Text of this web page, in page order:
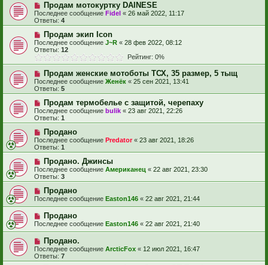
Продам мотокуртку DAINESE
Последнее сообщение Fidel « 26 май 2022, 11:17
Ответы: 4
Продам экип Icon
Последнее сообщение J~R « 28 фев 2022, 08:12
Ответы: 12
Рейтинг: 0%
Продам женские мотоботы ТСХ, 35 размер, 5 тыщ
Последнее сообщение Женёк « 25 сен 2021, 13:41
Ответы: 5
Продам термобелье с защитой, черепаху
Последнее сообщение bulik « 23 авг 2021, 22:26
Ответы: 1
Продано
Последнее сообщение Predator« 23 авг 2021, 18:26
Ответы: 1
Продано. Джинсы
Последнее сообщение Американец « 22 авг 2021, 23:30
Ответы: 3
Продано
Последнее сообщение Easton146 « 22 авг 2021, 21:44
Продано
Последнее сообщение Easton146 « 22 авг 2021, 21:40
Продано.
Последнее сообщение ArcticFox « 12 июл 2021, 16:47
Ответы: 7